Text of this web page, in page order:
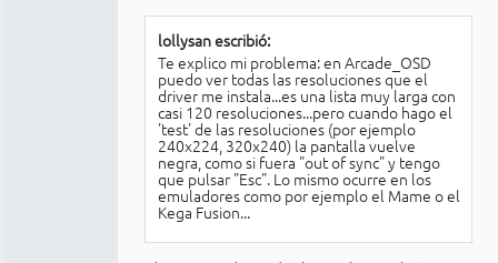
lollysan escribió:
Te explico mi problema: en Arcade_OSD
puedo ver todas las resoluciones que el
driver me instala...es una lista muy larga con
casi 120 resoluciones...pero cuando hago el
'test' de las resoluciones (por ejemplo
240x224, 320x240) la pantalla vuelve
negra, como si fuera "out of sync" y tengo
que pulsar "Esc". Lo mismo ocurre en los
emuladores como por ejemplo el Mame o el
Kega Fusion...